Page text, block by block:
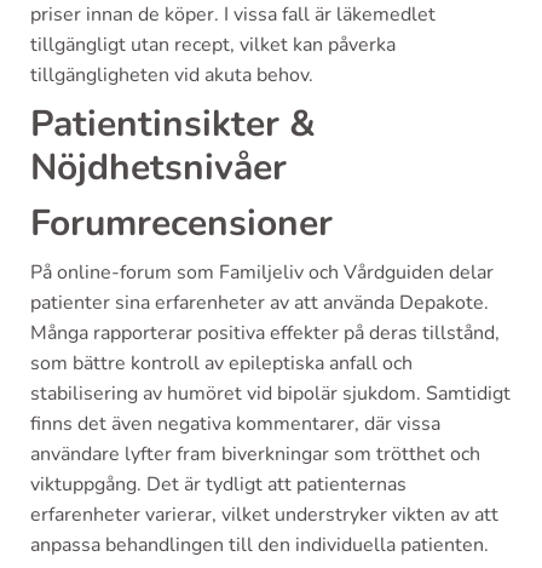
priser innan de köper. I vissa fall är läkemedlet
tillgängligt utan recept, vilket kan påverka
tillgängligheten vid akuta behov.
Patientinsikter &
Nöjdhetsnivåer
Forumrecensioner
På online-forum som Familjeliv och Vårdguiden delar
patienter sina erfarenheter av att använda Depakote.
Många rapporterar positiva effekter på deras tillstånd,
som bättre kontroll av epileptiska anfall och
stabilisering av humöret vid bipolär sjukdom. Samtidigt
finns det även negativa kommentarer, där vissa
användare lyfter fram biverkningar som trötthet och
viktuppgång. Det är tydligt att patienternas
erfarenheter varierar, vilket understryker vikten av att
anpassa behandlingen till den individuella patienten.